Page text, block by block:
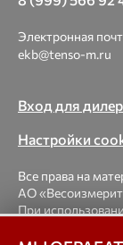
Электронная
ekb@tenso-m.ru
Вход для
Настройки
Все права на
АО
При